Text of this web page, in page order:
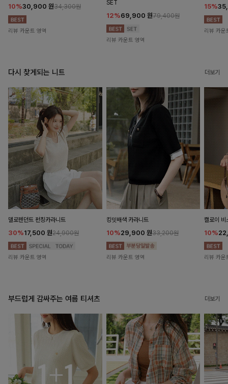
10%30,900 원34,300원
리뷰 카운트 영역
SET
12%69,900 원79,400원
리뷰 카운트 영역
15%
리뷰 카운
다시 찾게되는 니트 더보기
델로펜던트 펀칭카라니트
30%17,500 원24,900원
리뷰 카운트 영역
킹밋배색 카라니트
10%29,900 원33,200원
리뷰 카운트 영역
캘로이 비
10%
리뷰 카운
부드럽게 감싸주는 여름 티셔츠 더보기